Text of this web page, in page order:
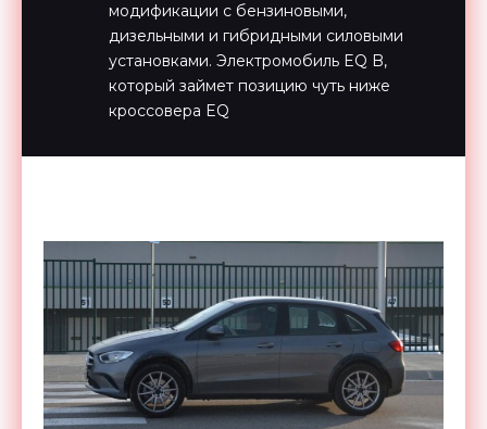
модификации с бензиновыми,
дизельными и гибридными силовыми
установками. Электромобиль EQ B,
который займет позицию чуть ниже
кроссовера EQ